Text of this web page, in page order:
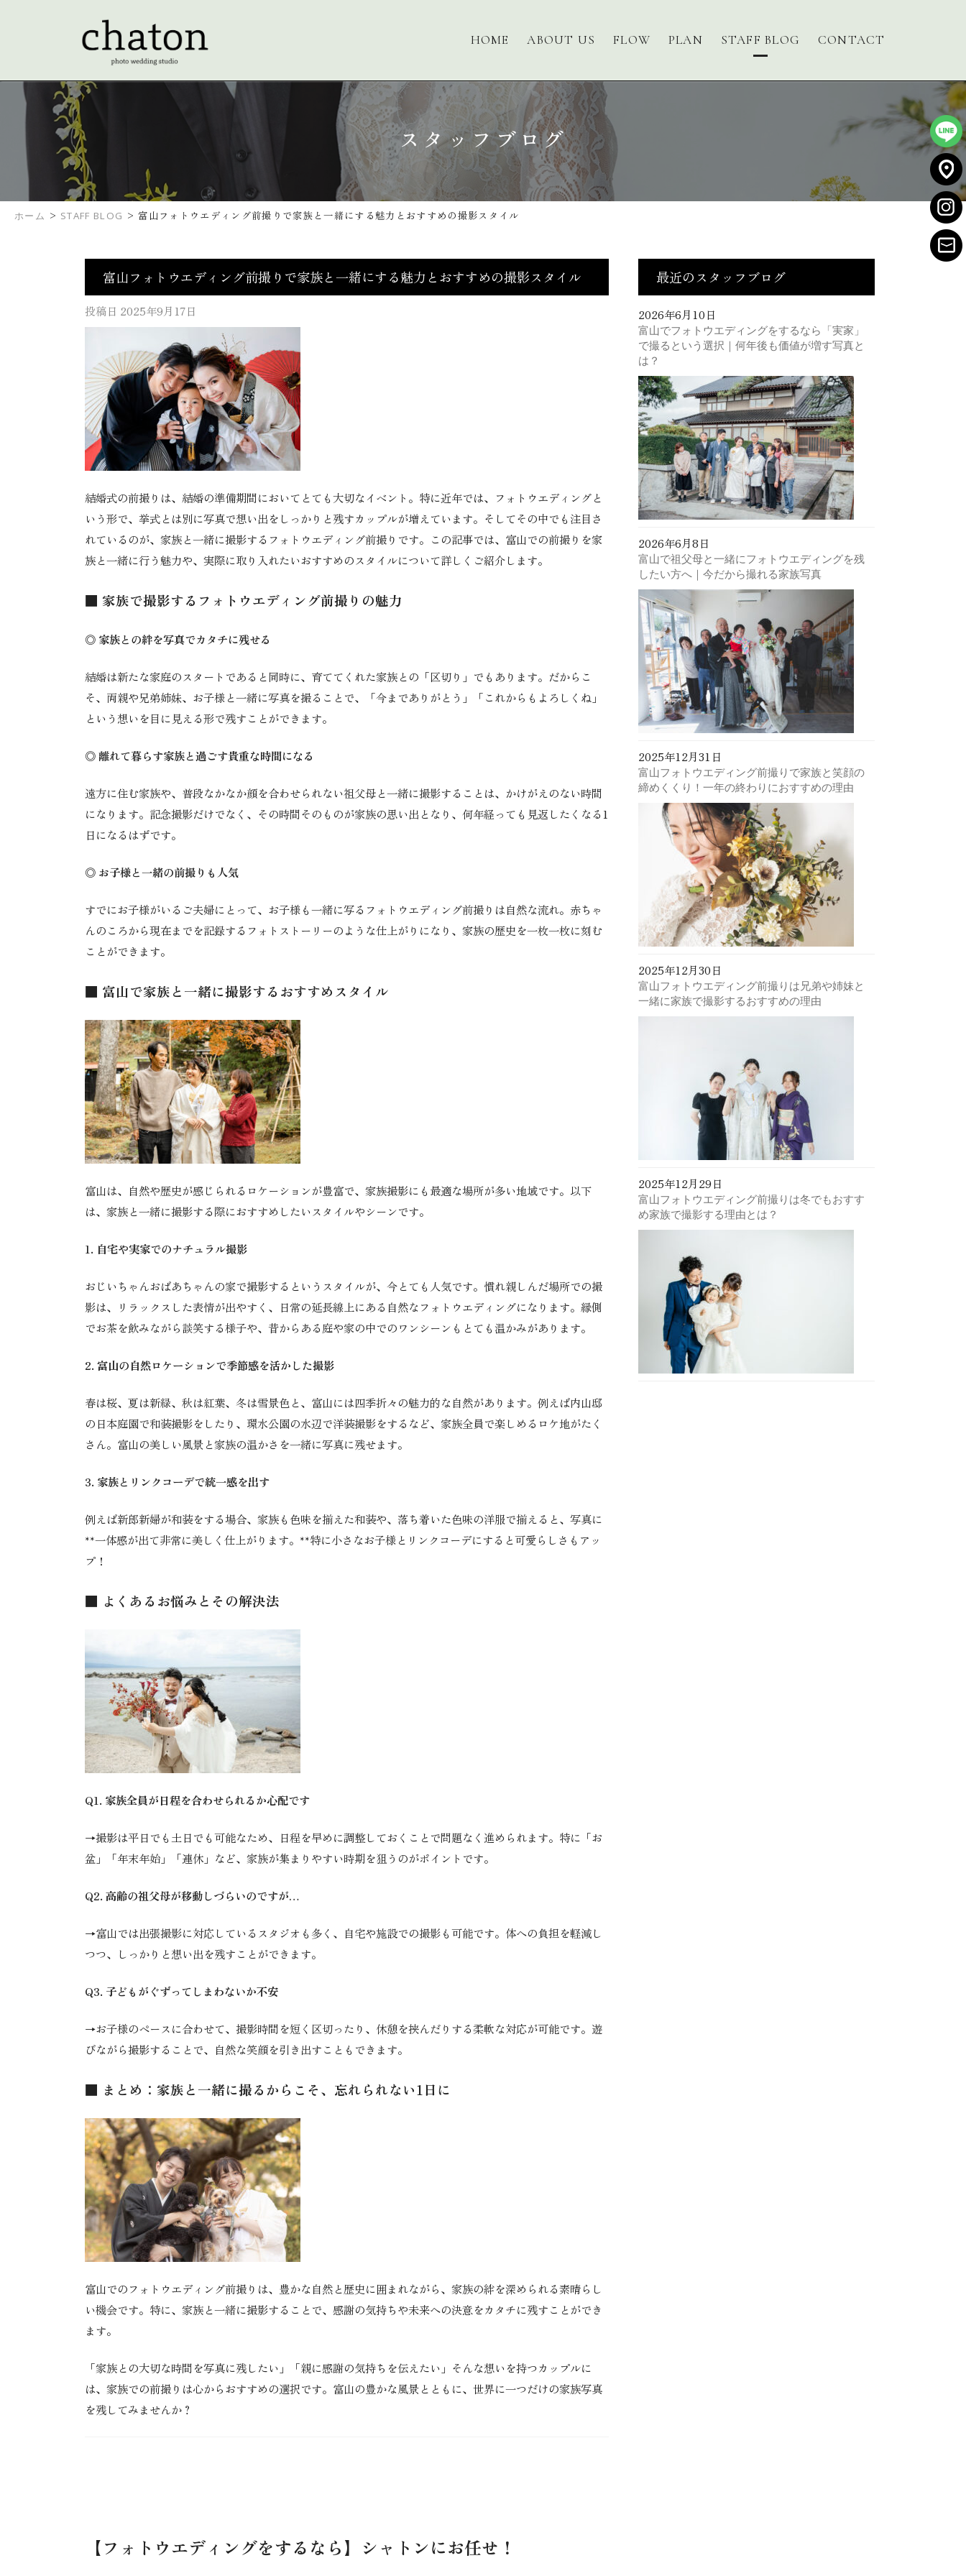
HOME ABOUT US FLOW PLAN STAFF BLOG CONTACT
スタッフブログ
ホーム > STAFF BLOG >富山フォトウエディング前撮りで家族と一緒にする魅力とおすすめの撮影スタイル
富山フォトウエディング前撮りで家族と一緒にする魅力とおすすめの撮影スタイル
投稿日 2025年9月17日
結婚式の前撮りは、結婚の準備期間においてとても大切なイベント。特に近年では、フォトウエディングと
いう形で、挙式とは別に写真で想い出をしっかりと残すカップルが増えています。そしてその中でも注目さ
れているのが、家族と一緒に撮影するフォトウエディング前撮りです。この記事では、富山での前撮りを家
族と一緒に行う魅力や、実際に取り入れたいおすすめのスタイルについて詳しくご紹介します。
■ 家族で撮影するフォトウエディング前撮りの魅力
◎ 家族との絆を写真でカタチに残せる
結婚は新たな家庭のスタートであると同時に、育ててくれた家族との「区切り」でもあります。だからこ
そ、両親や兄弟姉妹、お子様と一緒に写真を撮ることで、「今までありがとう」「これからもよろしくね」
という想いを目に見える形で残すことができます。
◎ 離れて暮らす家族と過ごす貴重な時間になる
遠方に住む家族や、普段なかなか顔を合わせられない祖父母と一緒に撮影することは、かけがえのない時間
になります。記念撮影だけでなく、その時間そのものが家族の思い出となり、何年経っても見返したくなる1
日になるはずです。
◎ お子様と一緒の前撮りも人気
すでにお子様がいるご夫婦にとって、お子様も一緒に写るフォトウエディング前撮りは自然な流れ。赤ちゃ
んのころから現在までを記録するフォトストーリーのような仕上がりになり、家族の歴史を一枚一枚に刻む
ことができます。
■ 富山で家族と一緒に撮影するおすすめスタイル
富山は、自然や歴史が感じられるロケーションが豊富で、家族撮影にも最適な場所が多い地域です。以下
は、家族と一緒に撮影する際におすすめしたいスタイルやシーンです。
1. 自宅や実家でのナチュラル撮影
おじいちゃんおばあちゃんの家で撮影するというスタイルが、今とても人気です。慣れ親しんだ場所での撮
影は、リラックスした表情が出やすく、日常の延長線上にある自然なフォトウエディングになります。縁側
でお茶を飲みながら談笑する様子や、昔からある庭や家の中でのワンシーンもとても温かみがあります。
2. 富山の自然ロケーションで季節感を活かした撮影
春は桜、夏は新緑、秋は紅葉、冬は雪景色と、富山には四季折々の魅力的な自然があります。例えば内山邸
の日本庭園で和装撮影をしたり、環水公園の水辺で洋装撮影をするなど、家族全員で楽しめるロケ地がたく
さん。富山の美しい風景と家族の温かさを一緒に写真に残せます。
3. 家族とリンクコーデで統一感を出す
例えば新郎新婦が和装をする場合、家族も色味を揃えた和装や、落ち着いた色味の洋服で揃えると、写真に
**一体感が出て非常に美しく仕上がります。**特に小さなお子様とリンクコーデにすると可愛らしさもアッ
プ！
■ よくあるお悩みとその解決法
Q1. 家族全員が日程を合わせられるか心配です
→撮影は平日でも土日でも可能なため、日程を早めに調整しておくことで問題なく進められます。特に「お
盆」「年末年始」「連休」など、家族が集まりやすい時期を狙うのがポイントです。
Q2. 高齢の祖父母が移動しづらいのですが…
→富山では出張撮影に対応しているスタジオも多く、自宅や施設での撮影も可能です。体への負担を軽減し
つつ、しっかりと想い出を残すことができます。
Q3. 子どもがぐずってしまわないか不安
→お子様のペースに合わせて、撮影時間を短く区切ったり、休憩を挟んだりする柔軟な対応が可能です。遊
びながら撮影することで、自然な笑顔を引き出すこともできます。
■ まとめ：家族と一緒に撮るからこそ、忘れられない1日に
富山でのフォトウエディング前撮りは、豊かな自然と歴史に囲まれながら、家族の絆を深められる素晴らし
い機会です。特に、家族と一緒に撮影することで、感謝の気持ちや未来への決意をカタチに残すことができ
ます。
「家族との大切な時間を写真に残したい」「親に感謝の気持ちを伝えたい」そんな想いを持つカップルに
は、家族での前撮りは心からおすすめの選択です。富山の豊かな風景とともに、世界に一つだけの家族写真
を残してみませんか？
【フォトウエディングをするなら】シャトンにお任せ！
最近のスタッフブログ
2026年6月10日
富山でフォトウエディングをするなら「実家」
で撮るという選択｜何年後も価値が増す写真と
は？
2026年6月8日
富山で祖父母と一緒にフォトウエディングを残
したい方へ｜今だから撮れる家族写真
2025年12月31日
富山フォトウエディング前撮りで家族と笑顔の
締めくくり！一年の終わりにおすすめの理由
2025年12月30日
富山フォトウエディング前撮りは兄弟や姉妹と
一緒に家族で撮影するおすすめの理由
2025年12月29日
富山フォトウエディング前撮りは冬でもおすす
め家族で撮影する理由とは？